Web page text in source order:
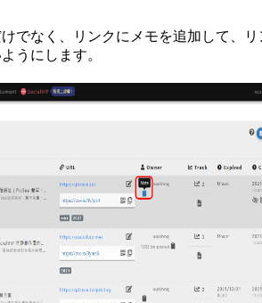
けでなく、リンクにメモを追加して、リ
うにします。